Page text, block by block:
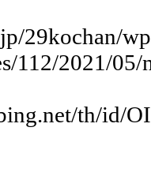
29kochan/
112/2021/
th/id/